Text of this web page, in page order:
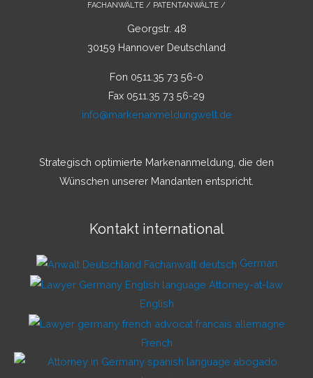
FACHANWÄLTE / PATENTANWÄLTE /
Georgstr. 48
30159 Hannover Deutschland
Fon 0511.35 73 56-0
Fax 0511.35 73 56-29
info@markenanmeldungwelt.de
Strategisch optimierte Markenanmeldung, die den
Wünschen unserer Mandanten entspricht.
Kontakt international
German
English
French